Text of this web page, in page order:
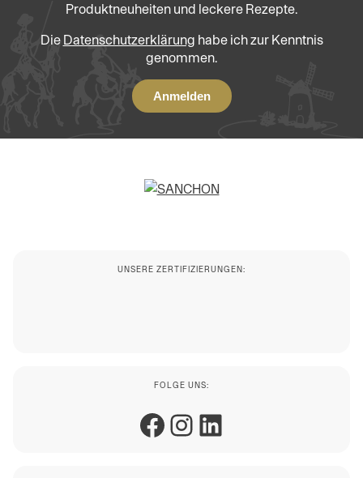
Produktneuheiten und leckere Rezepte.
Die Datenschutzerklärung habe ich zur Kenntnis
genommen.
UNSERE ZERTIFIZIERUNGEN:
FOLGE UNS:
Facebook
Instagram
LinkedIn